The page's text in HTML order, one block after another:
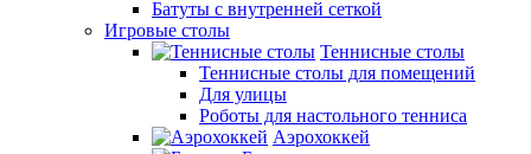
Батуты с внутренней сеткой
Игровые столы
Теннисные столы
Теннисные столы для помещений
Для улицы
Роботы для настольного тенниса
Аэрохоккей